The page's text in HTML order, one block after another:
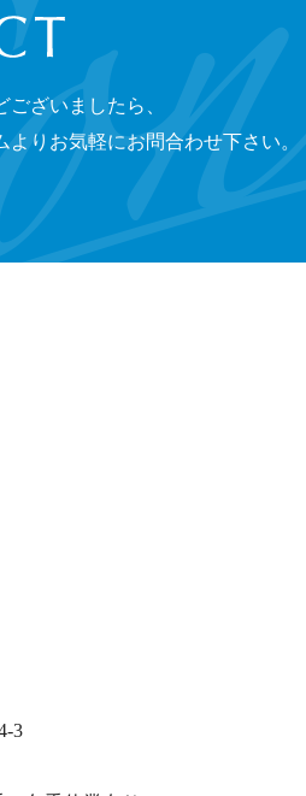
ざいましたら、
よりお気軽にお問合わせ下さい。
3